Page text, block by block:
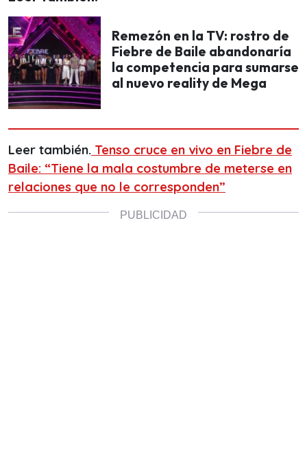
Remezón en la TV: rostro de
Fiebre de Baile abandonaría
la competencia para sumarse
al nuevo reality de Mega
Leer también. Tenso cruce en vivo en Fiebre de
Baile: “Tiene la mala costumbre de meterse en
relaciones que no le corresponden”